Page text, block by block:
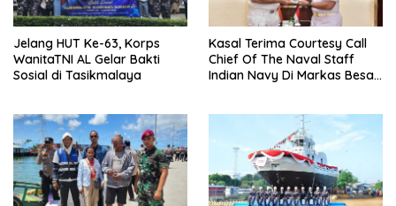
Jelang HUT Ke-63, Korps
WanitaTNI AL Gelar Bakti
Sosial di Tasikmalaya
Kasal Terima Courtesy Call
Chief Of The Naval Staff
Indian Navy Di Markas Besar